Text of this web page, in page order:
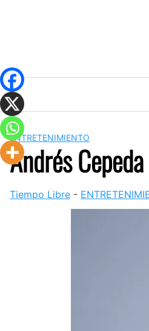
ENTRETENIMIENTO
Andrés
Tiempo Libre -